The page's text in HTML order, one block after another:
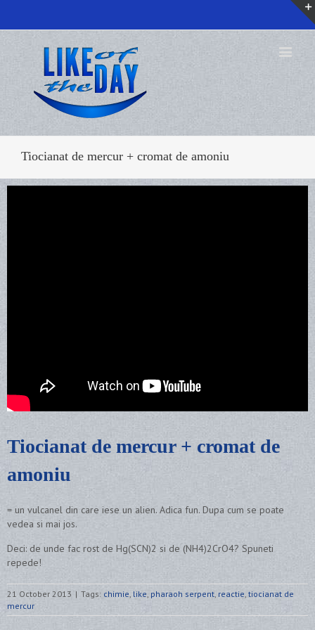
Tiocianat de mercur + cromat de amoniu
Tiocianat de mercur + cromat de
amoniu
= un vulcanel din care iese un alien. Adica fun. Dupa cum se poate
vedea si mai jos.
Deci: de unde fac rost de Hg(SCN)2 si de (NH4)2CrO4? Spuneti
repede!
21 October 2013 | Tags: chimie, like, pharaoh serpent, reactie, tiocianat de
mercur